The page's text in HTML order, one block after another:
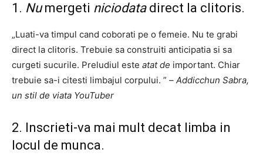
1. Numergeti niciodatadirect la clitoris.
„Luati-va timpul cand coborati pe o femeie. Nu te grabi
direct la clitoris. Trebuie sa construiti anticipatia si sa
curgeti sucurile. Preludiul este atat de important. Chiar
trebuie sa-i citesti limbajul corpului. ” – Addicchun Sabra,
un stil de viata YouTuber
2. Inscrieti-va mai mult decat limba in
locul de munca.